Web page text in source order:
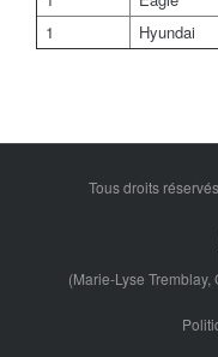
1
Hyundai
Tous droits
(Marie-Lyse